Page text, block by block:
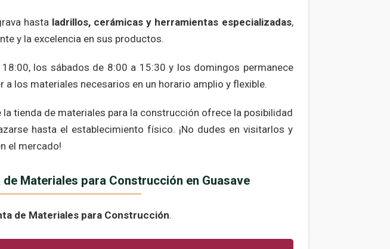
hasta ladrillos, cerámicas y herramientas especializadas,
y la excelencia en sus productos.
los sábados de 8:00 a 15:30 y los domingos permanece
los materiales necesarios en un horario amplio y flexible.
tienda de materiales para la construcción ofrece la posibilidad
hasta el establecimiento físico. ¡No dudes en visitarlos y
el mercado!
Materiales para Construcción en Guasave
de Materiales para Construcción.